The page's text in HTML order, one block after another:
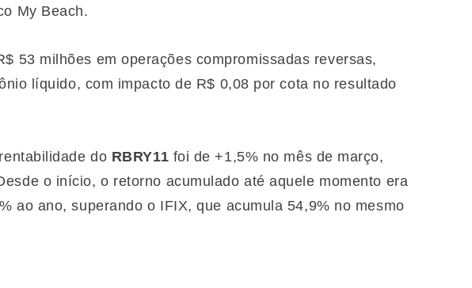
My Beach.
53 milhões em operações compromissadas reversas,
líquido, com impacto de R$ 0,08 por cota no resultado
do RBRY11 foi de +1,5% no mês de março,
o início, o retorno acumulado até aquele momento era
ao ano, superando o IFIX, que acumula 54,9% no mesmo